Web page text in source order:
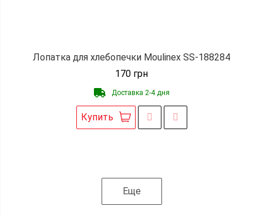
Лопатка для хлебопечки Moulinex SS-188284
170 грн
Доставка 2-4 дня
Купить
Еще